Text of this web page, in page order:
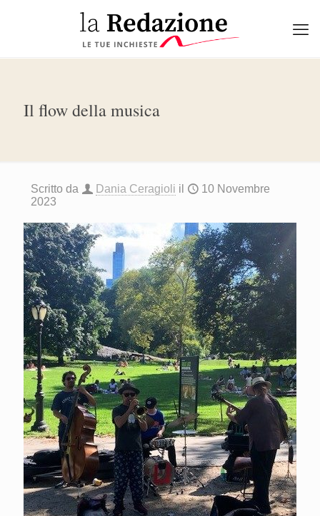
Il flow della musica
Scritto da Dania Ceragioli il
10 Novembre
2023